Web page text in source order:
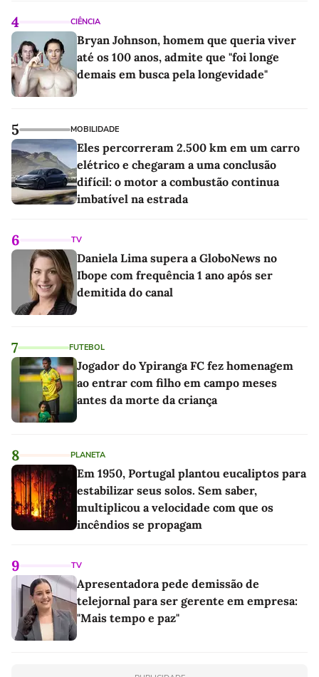
4 CIÊNCIA
Bryan Johnson, homem que queria viver
até os 100 anos, admite que "foi longe
demais em busca pela longevidade"
5 MOBILIDADE
Eles percorreram 2.500 km em um carro
elétrico e chegaram a uma conclusão
difícil: o motor a combustão continua
imbatível na estrada
6 TV
Daniela Lima supera a GloboNews no
Ibope com frequência 1 ano após ser
demitida do canal
7 FUTEBOL
Jogador do Ypiranga FC fez homenagem
ao entrar com filho em campo meses
antes da morte da criança
8 PLANETA
Em 1950, Portugal plantou eucaliptos para
estabilizar seus solos. Sem saber,
multiplicou a velocidade com que os
incêndios se propagam
9 TV
Apresentadora pede demissão de
telejornal para ser gerente em empresa:
"Mais tempo e paz"